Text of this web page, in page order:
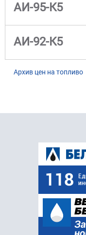
АИ-95-К5
АИ-92-К5
Архив цен на топливо